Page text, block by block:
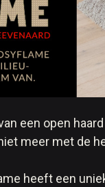
een open
meer met de
heeft een